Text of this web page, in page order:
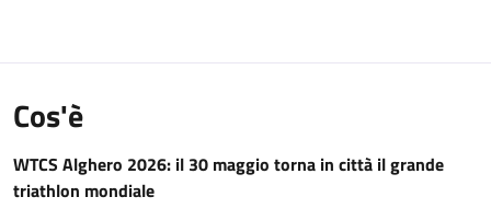
Cos'è
WTCS Alghero 2026: il 30 maggio torna in città il grande
triathlon mondiale